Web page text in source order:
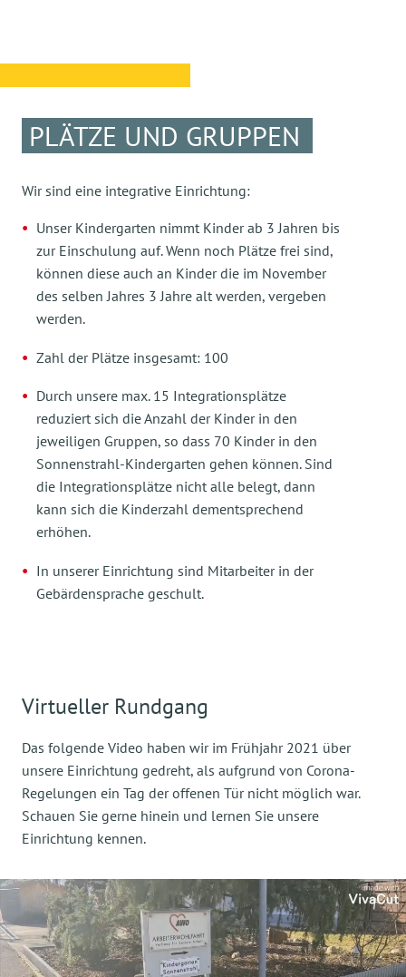
PLÄTZE UND GRUPPEN
Wir sind eine integrative Einrichtung:
Unser Kindergarten nimmt Kinder ab 3 Jahren bis
zur Einschulung auf. Wenn noch Plätze frei sind,
können diese auch an Kinder die im November
des selben Jahres 3 Jahre alt werden, vergeben
werden.
Zahl der Plätze insgesamt: 100
Durch unsere max. 15 Integrationsplätze
reduziert sich die Anzahl der Kinder in den
jeweiligen Gruppen, so dass 70 Kinder in den
Sonnenstrahl-Kindergarten gehen können. Sind
die Integrationsplätze nicht alle belegt, dann
kann sich die Kinderzahl dementsprechend
erhöhen.
In unserer Einrichtung sind Mitarbeiter in der
Gebärdensprache geschult.
Virtueller Rundgang
Das folgende Video haben wir im Frühjahr 2021 über
unsere Einrichtung gedreht, als aufgrund von Corona-
Regelungen ein Tag der offenen Tür nicht möglich war.
Schauen Sie gerne hinein und lernen Sie unsere
Einrichtung kennen.